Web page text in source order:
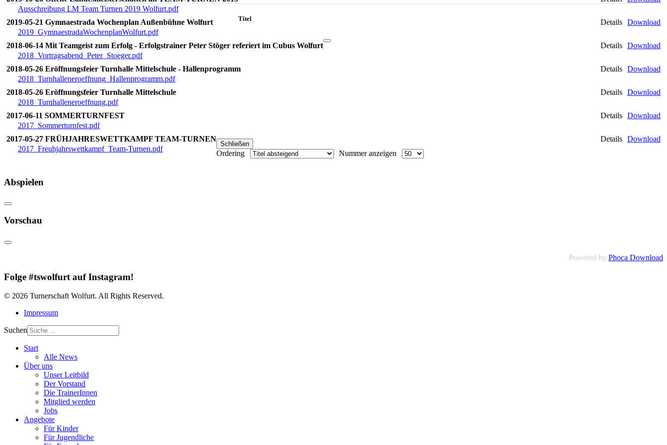
Ausschreibung LM Team Turnen 2019 Wolfurt.pdf
2019-05-21 Gymnaestrada Wochenplan Außenbühne Wolfurt
2019_GymnaestradaWochenplanWolfurt.pdf
Download
Details
2018-06-14 Mit Teamgeist zum Erfolg - Erfolgstrainer Peter Stöger referiert im Cubus Wolfurt
2018_Vortragsabend_Peter_Stoeger.pdf
Download
Details
2018-05-26 Eröffnungsfeier Turnhalle Mittelschule - Hallenprogramm
2018_Turnhalleneroeffnung_Hallenprogramm.pdf
Download
Details
2018-05-26 Eröffnungsfeier Turnhalle Mittelschule
2018_Turnhalleneroeffnung.pdf
Download
Details
2017-06-11 SOMMERTURNFEST
2017_Sommerturnfest.pdf
Download
Details
2017-05-27 FRÜHJAHRESWETTKAMPF TEAM‐TURNEN
2017_Freuhjahrswettkampf_Team-Turnen.pdf
Download
Details
Titel
Schließen
Ordering Nummer anzeigen
Abspielen
Vorschau
Powered by Phoca Download
Folge #tswolfurt auf Instagram!
© 2026 Turnerschaft Wolfurt. All Rights Reserved.
Impressum
Suchen
Start
Alle News
Über uns
Unser Leitbild
Der Vorstand
Die TrainerInnen
Mitglied werden
Jobs
Angebote
Für Kinder
Für Jugendliche